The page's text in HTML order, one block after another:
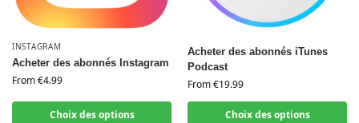
INSTAGRAM
Acheter des abonnés Instagram
From€4.99
Choix des options
Acheter des abonnés iTunes
Podcast
From€19.99
Choix des options